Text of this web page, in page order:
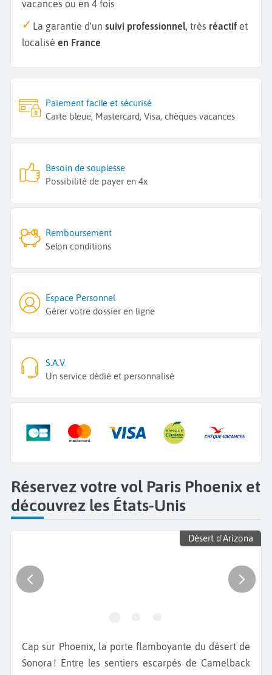
vacances ou en 4 fois
La garantie d'un suivi professionnel, très réactif et
localisé en France
Paiement facile et sécurisé
Carte bleue, Mastercard, Visa, chèques vacances
Besoin de souplesse
Possibilité de payer en 4x
Remboursement
Selon conditions
Espace Personnel
Gérer votre dossier en ligne
S.A.V.
Un service dédié et personnalisé
Réservez votre vol Paris Phoenix et
découvrez les États-Unis
Désert d'Arizona
Cap sur Phoenix, la porte flamboyante du désert de
Sonora ! Entre les sentiers escarpés de Camelback